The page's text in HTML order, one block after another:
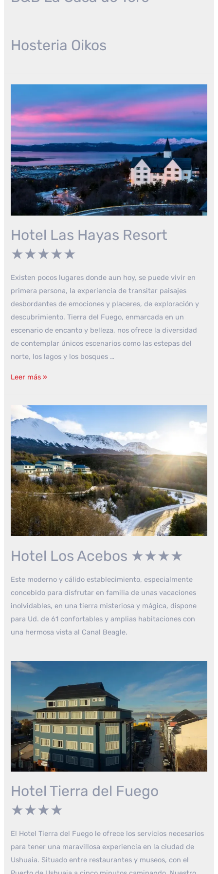
Hosteria Oikos
Hotel Las Hayas Resort
★★★★★
Existen pocos lugares donde aun hoy, se puede vivir en
primera persona, la experiencia de transitar paisajes
desbordantes de emociones y placeres, de exploración y
descubrimiento. Tierra del Fuego, enmarcada en un
escenario de encanto y belleza, nos ofrece la diversidad
de contemplar únicos escenarios como las estepas del
norte, los lagos y los bosques …
Hotel
Resort
★★★★★
Leer más »
Hotel Los Acebos ★★★★
Este moderno y cálido establecimiento, especialmente
concebido para disfrutar en familia de unas vacaciones
inolvidables, en una tierra misteriosa y mágica, dispone
para Ud. de 61 confortables y amplias habitaciones con
una hermosa vista al Canal Beagle.
Hotel Tierra del Fuego
★★★★
El Hotel Tierra del Fuego le ofrece los servicios necesarios
para tener una maravillosa experiencia en la ciudad de
Ushuaia. Situado entre restaurantes y museos, con el